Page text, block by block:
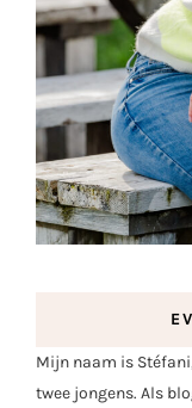
Mijn naam is
twee jongens. Als